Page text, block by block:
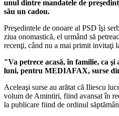
unul dintre mandatele de
său un cadou.
Preşedintele de onoare al PSD îşi
ziua onomastică, el urmând să
recenţi, când nu a mai primit invitaţi
"Va petrece acasă, în familie, ca
luni, pentru MEDIAFAX, surse
Aceleaşi surse au arătat că Iliescu
volum de Amintiri, fiind avansat în
la publicare fiind de ordinul